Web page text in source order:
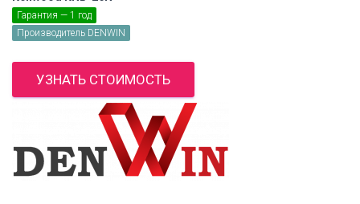
Гарантия — 1 год
Производитель DENWIN
УЗНАТЬ СТОИМОСТЬ